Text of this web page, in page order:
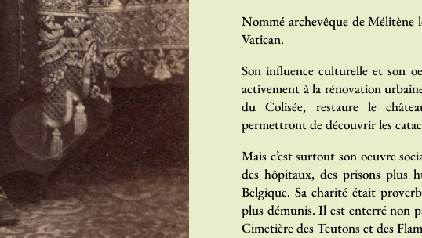
Nommé archevêque de Mélitène
Vatican.
Son influence culturelle et son
activement à la rénovation
du Colisée, restaure le
permettront de découvrir les
Mais c’est surtout son oeuvre
des hôpitaux, des prisons plus
Belgique. Sa charité était
plus démunis. Il est enterré non
Cimetière des Teutons et des